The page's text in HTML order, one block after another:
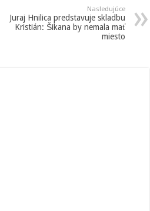
Nasledujúce
Juraj Hnilica predstavuje skladbu
Kristián: Šikana by nemala mať
miesto